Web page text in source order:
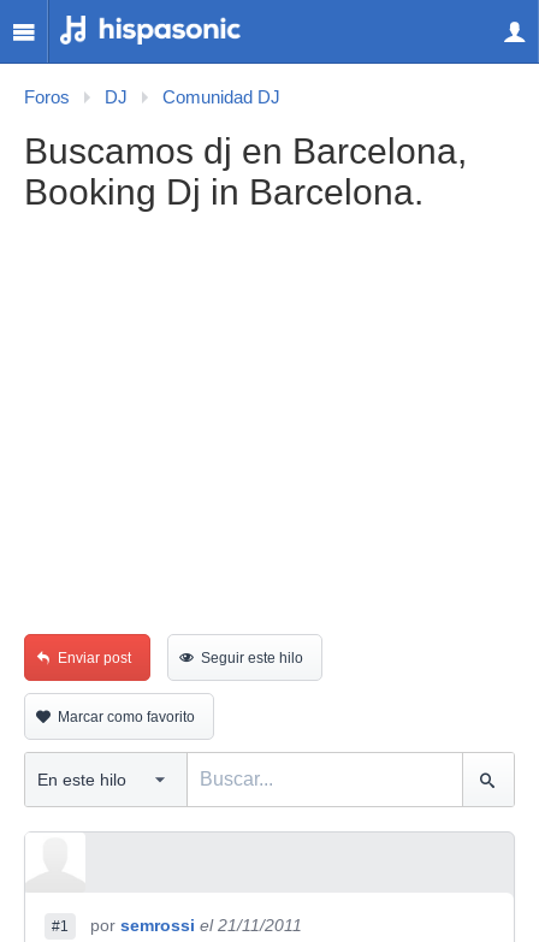
Foros DJ Comunidad DJ
Buscamos dj en Barcelona,
Booking Dj in Barcelona.
Enviar post Seguir este hilo
Marcar como favorito
#1 por semrossi el 21/11/2011